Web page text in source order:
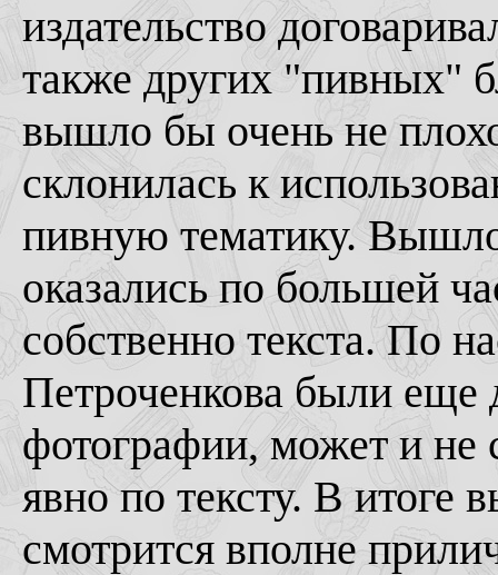
издательство
также других "пивных"
вышло бы очень не
склонилась к
пивную тематику.
оказались по большей
собственно текста. По
Петроченкова были еще
фотографии, может и не
явно по тексту. В
смотрится вполне